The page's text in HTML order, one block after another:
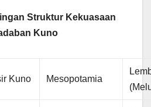
Struktur Kekuasaan
Kuno
Kuno Mesopotamia